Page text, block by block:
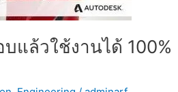
แล้วใช้งานได้ 100%